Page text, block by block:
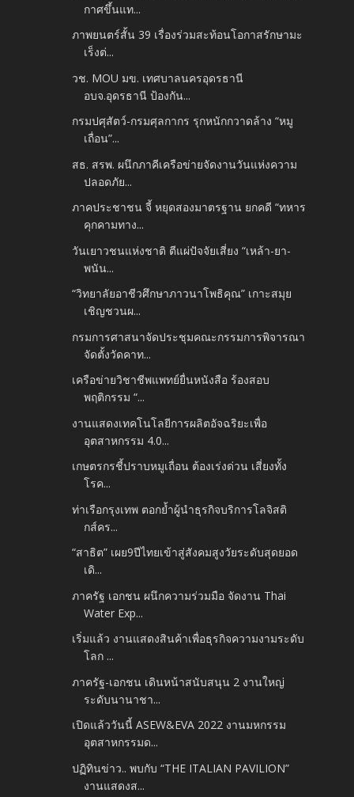
กาศขึ้นแท...
ภาพยนตร์สั้น 39 เรื่องร่วมสะท้อนโอกาสรักษามะ
เร็งต่...
วช. MOU มข. เทศบาลนครอุดรธานี
อบจ.อุดรธานี ป้องกัน...
กรมปศุสัตว์-กรมศุลกากร รุกหนักกวาดล้าง “หมู
เถื่อน”...
สธ. สรพ. ผนึกภาคีเครือข่ายจัดงานวันแห่งความ
ปลอดภัย...
ภาคประชาชน จี้ หยุดสองมาตรฐาน ยกคดี “ทหาร
คุกคามทาง...
วันเยาวชนแห่งชาติ ตีแผ่ปัจจัยเสี่ยง “เหล้า-ยา-
พนัน...
“วิทยาลัยอาชีวศึกษาภาวนาโพธิคุณ” เกาะสมุย
เชิญชวนผ...
กรมการศาสนาจัดประชุมคณะกรรมการพิจารณา
จัดตั้งวัดคาท...
เครือข่ายวิชาชีพแพทย์ยื่นหนังสือ ร้องสอบ
พฤติกรรม “...
งานแสดงเทคโนโลยีการผลิตอัจฉริยะเพื่อ
อุตสาหกรรม 4.0...
เกษตรกรชี้ปราบหมูเถื่อน ต้องเร่งด่วน เสี่ยงทั้ง
โรค...
ท่าเรือกรุงเทพ ตอกย้ำผู้นำธุรกิจบริการโลจิสติ
กส์คร...
“สาธิต” เผย9ปีไทยเข้าสู่สังคมสูงวัยระดับสุดยอด
เดิ...
ภาครัฐ เอกชน ผนึกความร่วมมือ จัดงาน Thai
Water Exp...
เริ่มแล้ว งานแสดงสินค้าเพื่อธุรกิจความงามระดับ
โลก ...
ภาครัฐ-เอกชน เดินหน้าสนับสนุน 2 งานใหญ่
ระดับนานาชา...
เปิดแล้ววันนี้ ASEW&EVA 2022 งานมหกรรม
อุตสาหกรรมด...
ปฏิทินข่าว.. พบกับ “THE ITALIAN PAVILION”
งานแสดงส...